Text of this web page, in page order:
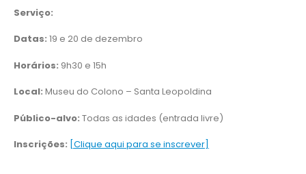
Serviço:
Datas: 19 e 20 de dezembro
Horários: 9h30 e 15h
Local: Museu do Colono – Santa Leopoldina
Público-alvo: Todas as idades (entrada livre)
Inscrições: [Clique aqui para se inscrever]